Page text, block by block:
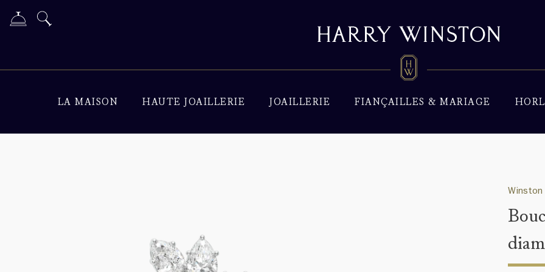
LA MAISON HAUTE JOAILLERIE JOAILLERIE FIANÇAILLES & MARIAGE